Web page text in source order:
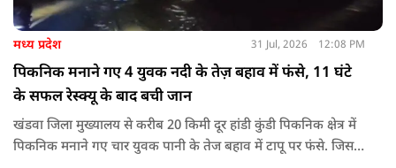
मध्य प्रदेश 31 Jul, 2026 12:08 PM
पिकनिक मनाने गए 4 युवक नदी के तेज़ बहाव में फंसे, 11 घंटे
के सफल रेस्क्यू के बाद बची जान
खंडवा जिला मुख्यालय से करीब 20 किमी दूर हांडी कुंडी पिकनिक क्षेत्र में
पिकनिक मनाने गए चार युवक पानी के तेज बहाव में टापू पर फंसे. जिसके